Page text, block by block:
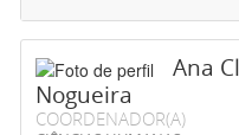
Ana
Nogueira
COORDENADOR(A)